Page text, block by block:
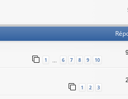
1 … 6 7 8 9 10
1 2 3